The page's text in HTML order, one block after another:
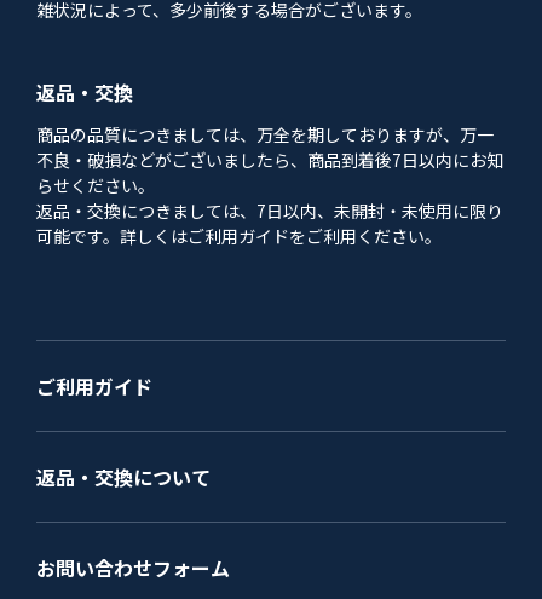
雑状況によって、多少前後する場合がございます。
返品・交換
商品の品質につきましては、万全を期しておりますが、万一
不良・破損などがございましたら、商品到着後7日以内にお知
らせください。
返品・交換につきましては、7日以内、未開封・未使用に限り
可能です。詳しくはご利用ガイドをご利用ください。
ご利用ガイド
返品・交換について
お問い合わせフォーム